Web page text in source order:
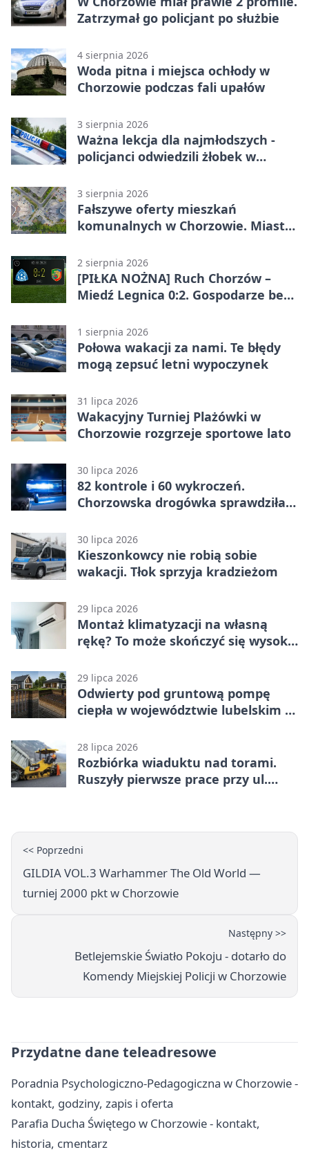
Zatrzymał go policjant po służbie
4 sierpnia 2026
Woda pitna i miejsca ochłody w
Chorzowie podczas fali upałów
3 sierpnia 2026
Ważna lekcja dla najmłodszych -
policjanci odwiedzili żłobek w
3 sierpnia 2026
Fałszywe oferty mieszkań
komunalnych w Chorzowie. Miasto
2 sierpnia 2026
[PIŁKA NOŻNA] Ruch Chorzów –
Miedź Legnica 0:2. Gospodarze bez
1 sierpnia 2026
Połowa wakacji za nami. Te błędy
mogą zepsuć letni wypoczynek
31 lipca 2026
Wakacyjny Turniej Plażówki w
Chorzowie rozgrzeje sportowe lato
30 lipca 2026
82 kontrole i 60 wykroczeń.
Chorzowska drogówka sprawdziła
30 lipca 2026
Kieszonkowcy nie robią sobie
wakacji. Tłok sprzyja kradzieżom
29 lipca 2026
Montaż klimatyzacji na własną
rękę? To może skończyć się wysoką
29 lipca 2026
Odwierty pod gruntową pompę
ciepła w województwie lubelskim -
28 lipca 2026
Rozbiórka wiaduktu nad torami.
Ruszyły pierwsze prace przy ul.
<< Poprzedni
GILDIA VOL.3 Warhammer The Old World —
turniej 2000 pkt w Chorzowie
Następny >>
Betlejemskie Światło Pokoju - dotarło do
Komendy Miejskiej Policji w Chorzowie
Przydatne dane teleadresowe
Poradnia Psychologiczno-Pedagogiczna w Chorzowie -
kontakt, godziny, zapis i oferta
Parafia Ducha Świętego w Chorzowie - kontakt,
historia, cmentarz